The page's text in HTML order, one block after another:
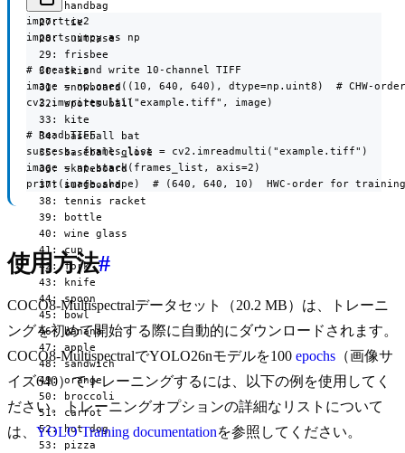
  26: handbag
  27: tie
  28: suitcase
  29: frisbee
  30: skis
  31: snowboard
  32: sports ball
  33: kite
  34: baseball bat
  35: baseball glove
  36: skateboard
  37: surfboard
  38: tennis racket
  39: bottle
  40: wine glass
  41: cup
  42: fork
  43: knife
  44: spoon
  45: bowl
  46: banana
  47: apple
  48: sandwich
  49: orange
  50: broccoli
  51: carrot
  52: hot dog
  53: pizza
import cv2
import numpy as np
# Create and write 10-channel TIFF
image = np.ones((10, 640, 640), dtype=np.uint8)  # CHW-order
cv2.imwritemulti("example.tiff", image)
# Read TIFF
success, frames_list = cv2.imreadmulti("example.tiff")
image = np.stack(frames_list, axis=2)
print(image.shape)  # (640, 640, 10)  HWC-order for
使用方法#
COCO8-Multispectralデータセット（20.2 MB）は、トレーニ
ングを初めて開始する際に自動的にダウンロードされます。
COCO8-MultispectralでYOLO26nモデルを100 epochs （画像サ
イズ640）でトレーニングするには、以下の例を使用してく
ださい。トレーニングオプションの詳細なリストについて
は、 YOLO Training documentationを参照してください。